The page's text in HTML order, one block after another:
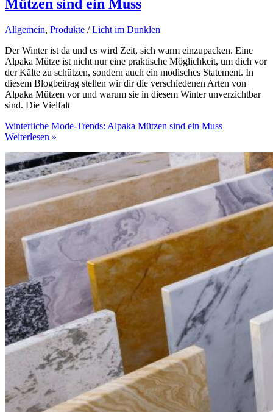
Mützen sind ein Muss
Allgemein, Produkte /Licht im Dunklen
Der Winter ist da und es wird Zeit, sich warm einzupacken. Eine
Alpaka Mütze ist nicht nur eine praktische Möglichkeit, um dich vor
der Kälte zu schützen, sondern auch ein modisches Statement. In
diesem Blogbeitrag stellen wir dir die verschiedenen Arten von
Alpaka Mützen vor und warum sie in diesem Winter unverzichtbar
sind. Die Vielfalt
Winterliche Mode-Trends: Alpaka Mützen sind ein Muss
Weiterlesen »